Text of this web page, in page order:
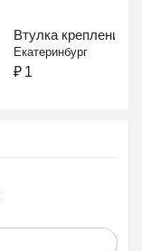
Втулка крепления...
Екатеринбург
₽ 1